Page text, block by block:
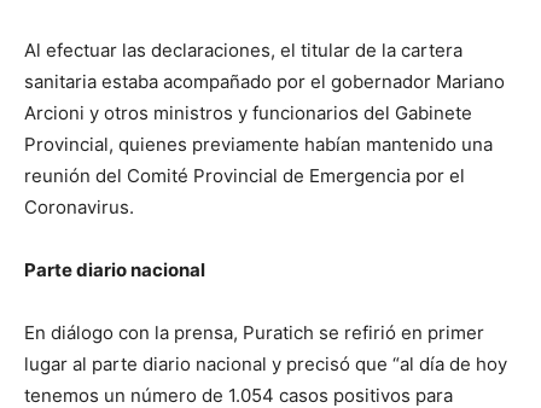
Al efectuar las declaraciones, el titular de la cartera
sanitaria estaba acompañado por el gobernador Mariano
Arcioni y otros ministros y funcionarios del Gabinete
Provincial, quienes previamente habían mantenido una
reunión del Comité Provincial de Emergencia por el
Coronavirus.
Parte diario nacional
En diálogo con la prensa, Puratich se refirió en primer
lugar al parte diario nacional y precisó que “al día de hoy
tenemos un número de 1.054 casos positivos para